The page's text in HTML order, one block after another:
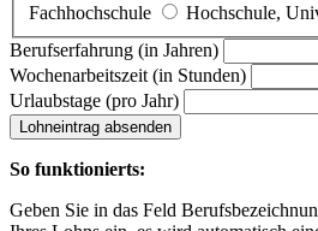
Fachhochschule
Hochschule,
Berufserfahrung (in Jahren)
Wochenarbeitszeit (in Stunden)
Urlaubstage (pro Jahr)
Lohneintrag absenden
So funktionierts:
Geben Sie in das Feld